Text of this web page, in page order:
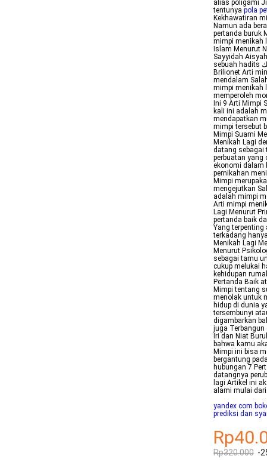
alias poligami
tentunya pola
Kekhawatiran
Namun ada
pertanda buruk
mimpi menikah
Islam Menurut
Sayyidah
sebuah hadits أريتك في المنام مرتين إذا رجل يحملك في سرقة من حرير فيقول هذه امرأتك
Brilionet Arti
mendalam
mimpi menikah
memperoleh
Ini 9 Arti Mimpi
kali ini adalah
mendapatkan
mimpi tersebut
Mimpi Suami
Menikah Lagi
datang sebagai
perbuatan yang
ekonomi dalam
pernikahan
Mimpi
mengejutkan
adalah mimpi
Arti mimpi
Lagi Menurut
pertanda baik
Yang
terkadang
Menikah Lagi
Menurut
sebagai tamu
cukup melukai
kehidupan
Pertanda Baik
Mimpi tentang
menolak untuk
hidup di dunia
tersembunyi
digambarkan
juga Terbangun
Iri dan Niat
bahwa kamu
Mimpi ini bisa
bergantung
hubungan 7
datangnya
lagi Artikel ini
alami mulai
yandex com
prediksi dan
Rp320.000 -